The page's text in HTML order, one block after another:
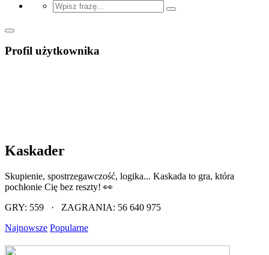
Profil użytkownika
Kaskader
Skupienie, spostrzegawczość, logika... Kaskada to gra, która
pochłonie Cię bez reszty! 👀
GRY: 559 · ZAGRANIA: 56 640 975
Najnowsze Popularne